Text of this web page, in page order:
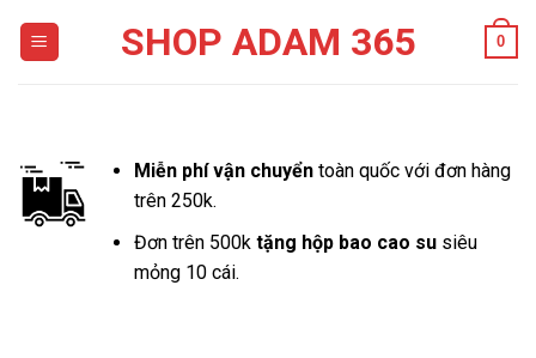
SHOP ADAM 365 0
Miễn phí vận chuyểntoàn quốc với đơn hàng
trên 250k.
Đơn trên 500k tặng hộp bao cao susiêu
mỏng 10 cái.